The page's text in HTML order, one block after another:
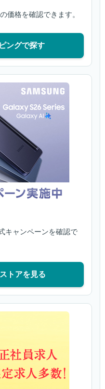
価格を確認できます。
ングで探す
キャンペーンを確認で
トアを見る